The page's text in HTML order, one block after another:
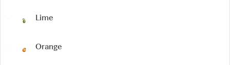
Lime
Orange